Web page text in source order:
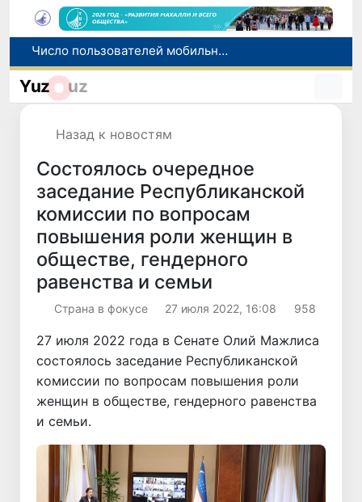
При содействии Генконсульства Узбекистана соотечественница, перенесшая инсульт в Алматы, вернулась на родину
В Ташкенте состоялось заседание Исполнительного комитета Федерации тяжелой атлетики Азии
Yuz uz
Назад к новостям
Состоялось очередное
заседание Республиканской
комиссии по вопросам
повышения роли женщин в
обществе, гендерного
равенства и семьи
Страна в фокусе 27 июля 2022, 16:08 958
27 июля 2022 года в Сенате Олий Мажлиса
состоялось заседание Республиканской
комиссии по вопросам повышения роли
женщин в обществе, гендерного равенства
и семьи.